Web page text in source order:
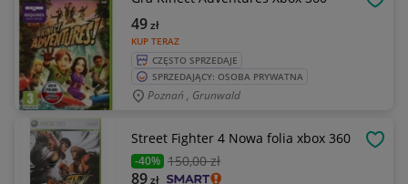
KUP TERAZ
49zł
CZĘSTO SPRZEDAJE
SPRZEDAJĄCY: OSOBA PRYWATNA
Poznań , Grunwald
Street Fighter 4 Nowa folia xbox 360
-40% 150,00 zł
89zł